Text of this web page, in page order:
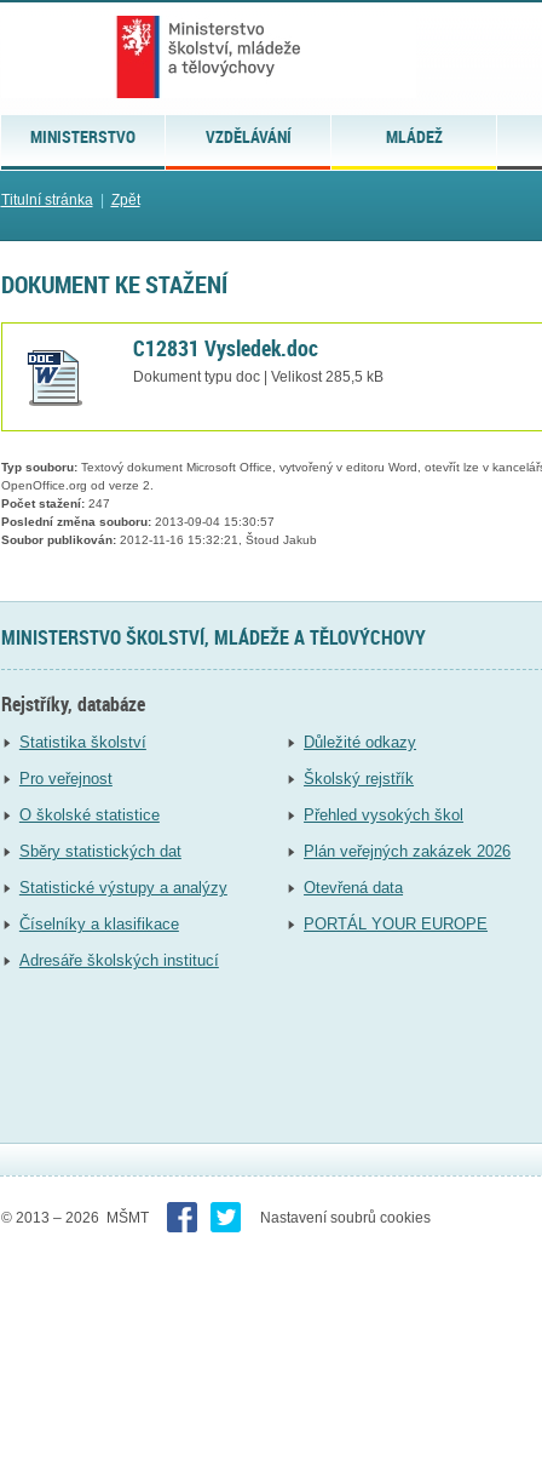
MINISTERSTVO VZDĚLÁVÁNÍ MLÁDEŽ
Titulní stránka| Zpět
DOKUMENT KE STAŽENÍ
C12831 Vysledek.doc
Dokument typu doc | Velikost 285,5 kB
Typ souboru:Textový dokument Microsoft Office, vytvořený v editoru Word, otevřít lze v
OpenOffice.org od verze 2.
Počet stažení:247
Poslední změna souboru:2013-09-04 15:30:57
Soubor publikován:2012-11-16 15:32:21, Štoud Jakub
MINISTERSTVO ŠKOLSTVÍ, MLÁDEŽE A TĚLOVÝCHOVY
Rejstříky, databáze
Statistika školství
Pro veřejnost
O školské statistice
Sběry statistických dat
Statistické výstupy a analýzy
Číselníky a klasifikace
Adresáře školských institucí
Důležité odkazy
Školský rejstřík
Přehled vysokých škol
Plán veřejných zakázek 2026
Otevřená data
PORTÁL YOUR EUROPE
© 2013 – 2026 MŠMT Nastavení soubrů cookies